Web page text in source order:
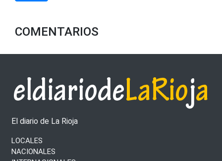
COMENTARIOS
El diario de La Rioja
LOCALES
NACIONALES